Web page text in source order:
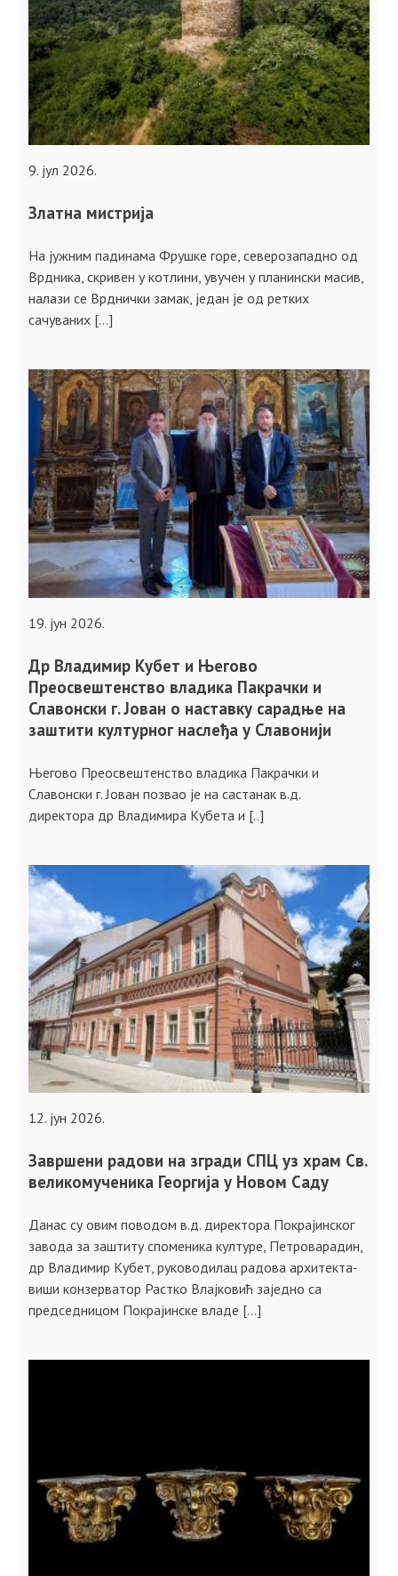
9. јул 2026.
Златна мистрија
На јужним падинама Фрушке горе, северозападно од
Врдника, скривен у котлини, увучен у планински масив,
налази се Врднички замак, једaн је од ретких
сачуваних […]
19. јун 2026.
Др Владимир Кубет и Његово
Преосвештенство владика Пакрачки и
Славонски г. Јован о наставку сарадње на
заштити културног наслеђа у Славонији
Његово Преосвештенство владика Пакрачки и
Славонски г. Јован позвао је на састанак в.д.
директора др Владимира Кубета и [..]
12. јун 2026.
Завршени радови на згради СПЦ уз храм Св.
великомученика Георгија у Новом Саду
Данас су овим поводом в.д. директора Покрајинског
завода за заштиту споменика културе, Петроварадин,
др Владимир Кубет, руководилац радова архитекта-
виши конзерватор Растко Влајковић заједно са
председницом Покрајинске владе […]